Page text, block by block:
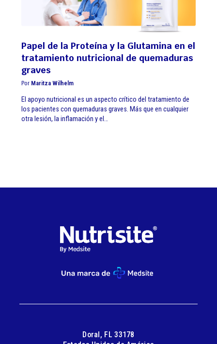
Papel de la Proteína y la Glutamina en el
tratamiento nutricional de quemaduras
graves
Por Maritza Wilhelm
El apoyo nutricional es un aspecto crítico del tratamiento de
los pacientes con quemaduras graves. Más que en cualquier
otra lesión, la inflamación y el…
Doral, FL 33178